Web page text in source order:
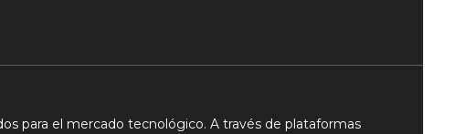
para el mercado tecnológico. A través de plataformas